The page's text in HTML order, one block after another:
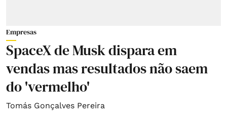
Empresas
SpaceX de Musk dispara em
vendas mas resultados não saem
do 'vermelho'
Tomás Gonçalves Pereira